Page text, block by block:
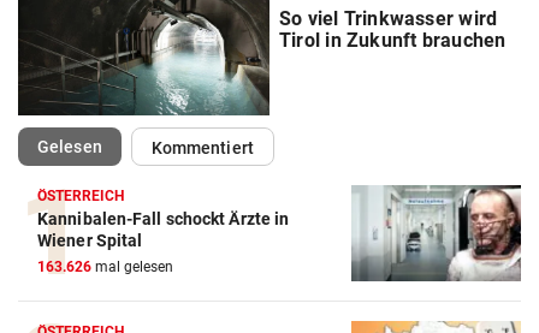
So viel Trinkwasser wird
Tirol in Zukunft brauchen
Gelesen(ausgewählt)Kommentiert
ÖSTERREICH
Kannibalen-Fall schockt Ärzte in
Wiener Spital
163.626 mal gelesen